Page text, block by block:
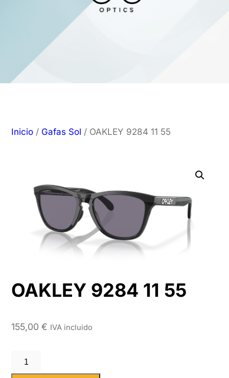
Inicio / Gafas Sol / OAKLEY 9284 11 55
OAKLEY 9284 11 55
155,00€ IVA incluido
OAKLEY
9284